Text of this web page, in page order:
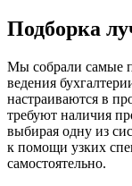
Подборка
Мы собрали самые
ведения
настраиваются в
требуют наличия
выбирая одну из
к помощи узких
самостоятельно.